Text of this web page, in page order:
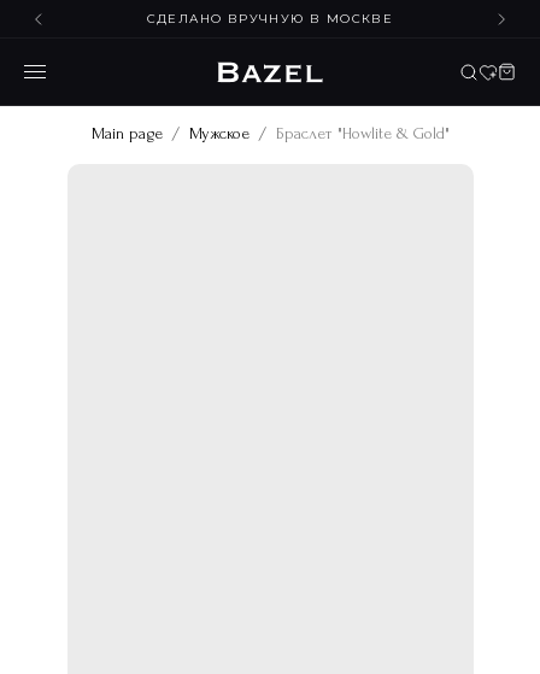
СДЕЛАНО ВРУЧНУЮ В МОСКВЕ
Main page Мужское Браслет "Howlite & Gold"